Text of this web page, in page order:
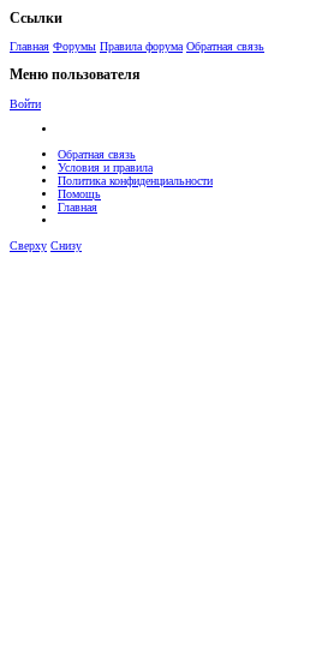
Ссылки
Главная Форумы Правила форума Обратная связь
Меню пользователя
Войти
Обратная связь
Условия и правила
Политика конфиденциальности
Помощь
Главная
Сверху Снизу